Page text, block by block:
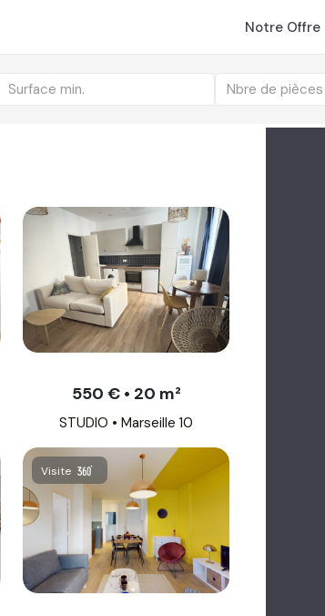
Notre Offre
Surface min. Nbre de pièces
Découvrez comment NousGérons
550 € • 20 m²
STUDIO • Marseille 10
Visite